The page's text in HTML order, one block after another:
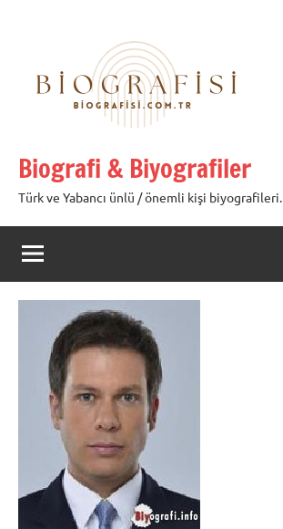
Biografi & Biyografiler
Türk ve Yabancı ünlü / önemli kişi biyografileri.